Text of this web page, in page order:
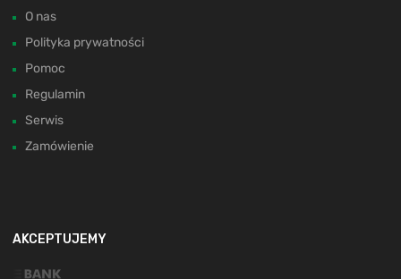
O nas
Polityka prywatności
Pomoc
Regulamin
Serwis
Zamówienie
AKCEPTUJEMY